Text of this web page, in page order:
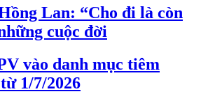
Lan: “Cho đi là còn
cuộc đời
vào danh mục tiêm
1/7/2026